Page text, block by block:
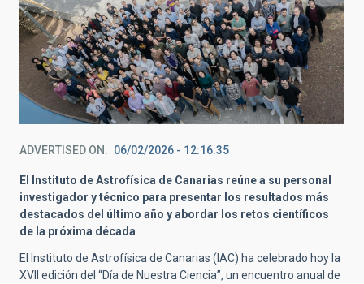
ADVERTISED ON 06/02/2026 - 12:16:35
El Instituto de Astrofísica de Canarias reúne a su personal
investigador y técnico para presentar los resultados más
destacados del último año y abordar los retos científicos
de la próxima década
El Instituto de Astrofísica de Canarias (IAC) ha celebrado hoy la
XVII edición del “Día de Nuestra Ciencia”, un encuentro anual de